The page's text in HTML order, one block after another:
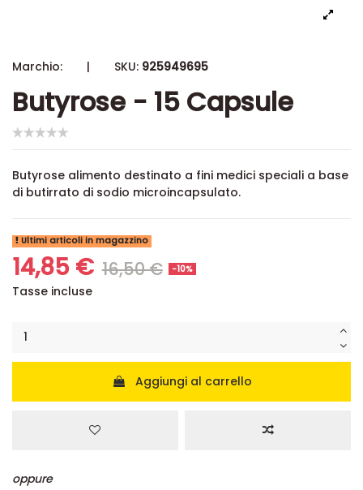
Marchio: | SKU: 925949695
Butyrose - 15 Capsule
Butyrose alimento destinato a fini medici speciali a base
di butirrato di sodio microincapsulato.
Ultimi articoli in magazzino
14,85 € 16,50 € -10%
Tasse incluse
Aggiungi al carrello
oppure